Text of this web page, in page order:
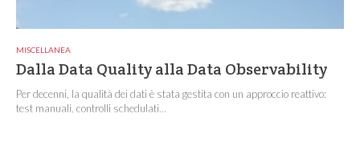
MISCELLANEA
Dalla Data Quality alla Data Observability
Per decenni, la qualità dei dati è stata gestita con un approccio reattivo:
test manuali, controlli schedulati...